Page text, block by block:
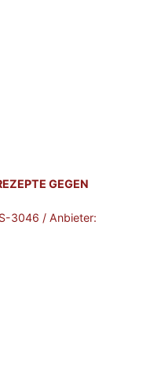
GEGEN
3046 / Anbieter: